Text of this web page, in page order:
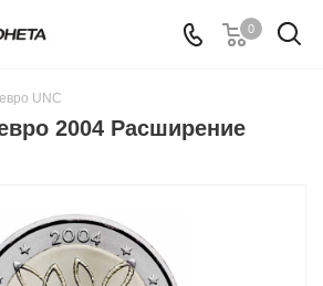
0
UNC
2004 Расширение